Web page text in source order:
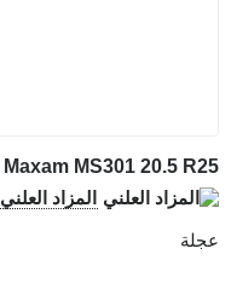
Maxam MS301 20.5 R25
المزاد العلني
عجلة